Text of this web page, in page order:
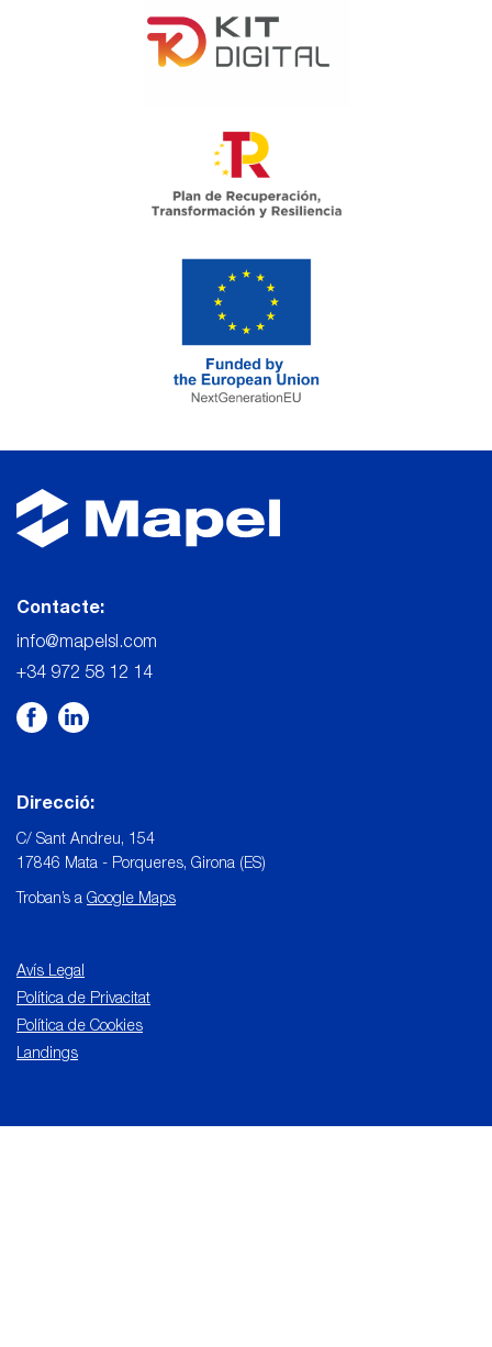
Contacte:
info@mapelsl.com
+34 972 58 12 14
Direcció:
C/ Sant Andreu, 154
17846 Mata - Porqueres, Girona (ES)
Troban’s a Google Maps
Avís Legal
Política de Privacitat
Política de Cookies
Landings